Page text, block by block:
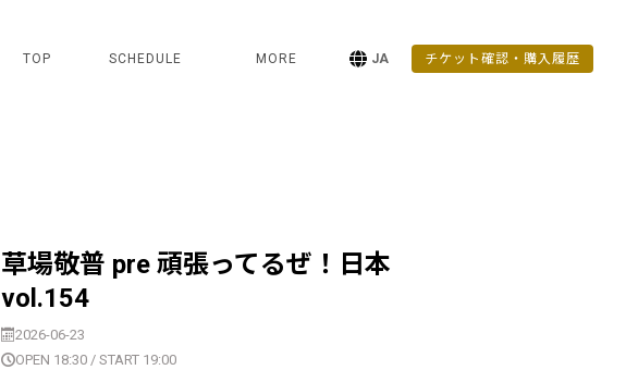
TOP SCHEDULE MORE JA チケット確認・購入履歴
草場敬普 pre 頑張ってるぜ！日本
vol.154
2026-06-23
OPEN 18:30 / START 19:00